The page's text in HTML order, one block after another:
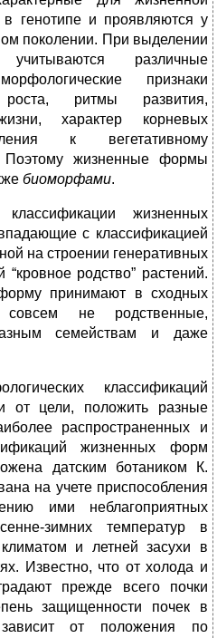
генотипе и проявляются у
поколении. При выделении
различные
признаки
ритмы развития,
характер корневых
к вегетативному
жизненные формы
биоморфами.
жизненных
с классификацией
на строении генеративных
родство” растений.
принимают в сходных
совсем не родственные,
семействам и даже
классификаций
от цели, положить разные
распространенных и
жизненных форм
датским ботаником К.
на учете приспособления
ими неблагоприятных
зимних температур в
и летней засухи в
Известно, что от холода и
прежде всего почки
защищенности почек в
от положения по